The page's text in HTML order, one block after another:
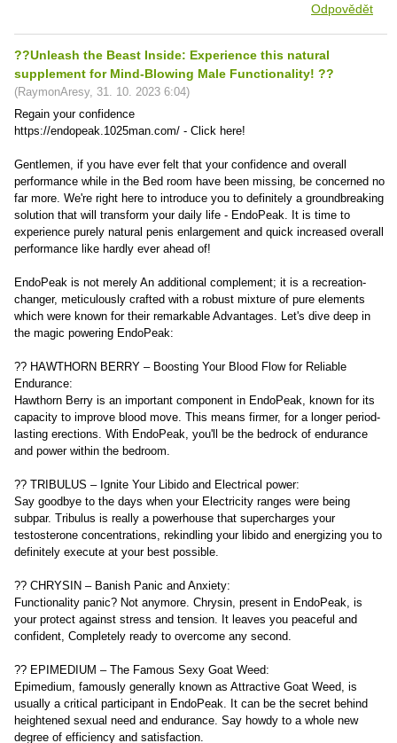
Odpovědět
??Unleash the Beast Inside: Experience this natural
supplement for Mind-Blowing Male Functionality! ??
(RaymonAresy, 31. 10. 2023 6:04)
Regain your confidence
https://endopeak.1025man.com/ - Click here!
Gentlemen, if you have ever felt that your confidence and overall
performance while in the Bed room have been missing, be concerned no
far more. We're right here to introduce you to definitely a groundbreaking
solution that will transform your daily life - EndoPeak. It is time to
experience purely natural penis enlargement and quick increased overall
performance like hardly ever ahead of!
EndoPeak is not merely An additional complement; it is a recreation-
changer, meticulously crafted with a robust mixture of pure elements
which were known for their remarkable Advantages. Let's dive deep in
the magic powering EndoPeak:
?? HAWTHORN BERRY – Boosting Your Blood Flow for Reliable
Endurance:
Hawthorn Berry is an important component in EndoPeak, known for its
capacity to improve blood move. This means firmer, for a longer period-
lasting erections. With EndoPeak, you'll be the bedrock of endurance
and power within the bedroom.
?? TRIBULUS – Ignite Your Libido and Electrical power:
Say goodbye to the days when your Electricity ranges were being
subpar. Tribulus is really a powerhouse that supercharges your
testosterone concentrations, rekindling your libido and energizing you to
definitely execute at your best possible.
?? CHRYSIN – Banish Panic and Anxiety:
Functionality panic? Not anymore. Chrysin, present in EndoPeak, is
your protect against stress and tension. It leaves you peaceful and
confident, Completely ready to overcome any second.
?? EPIMEDIUM – The Famous Sexy Goat Weed:
Epimedium, famously generally known as Attractive Goat Weed, is
usually a critical participant in EndoPeak. It can be the secret behind
heightened sexual need and endurance. Say howdy to a whole new
degree of efficiency and satisfaction.